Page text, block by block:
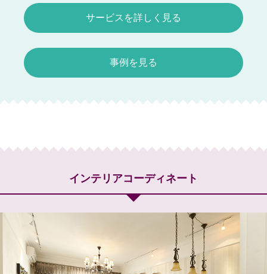
サービスを詳しく見る
事例を見る
インテリアコーディネート